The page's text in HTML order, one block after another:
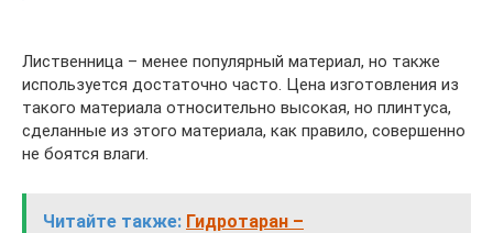
Лиственница – менее популярный материал, но также
используется достаточно часто. Цена изготовления из
такого материала относительно высокая, но плинтуса,
сделанные из этого материала, как правило, совершенно
не боятся влаги.
Читайте также: Гидротаран –